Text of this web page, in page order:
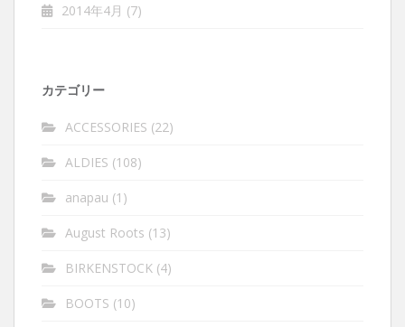
2014年4月 (7)
カテゴリー
ACCESSORIES (22)
ALDIES (108)
anapau (1)
August Roots (13)
BIRKENSTOCK (4)
BOOTS (10)